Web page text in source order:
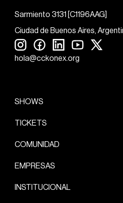
Sarmiento 3131 [C1196AAG]
Ciudad de Buenos Aires,
hola@cckonex.org
SHOWS
TICKETS
COMUNIDAD
EMPRESAS
INSTITUCIONAL